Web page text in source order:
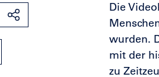
Die
wurden.
mit der
zu